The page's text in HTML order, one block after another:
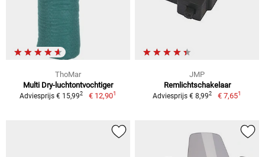
ThoMar
Multi Dry-luchtontvochtiger
Adviesprijs € 15,992 € 12,901
JMP
Remlichtschakelaar
Adviesprijs € 8,992 € 7,651